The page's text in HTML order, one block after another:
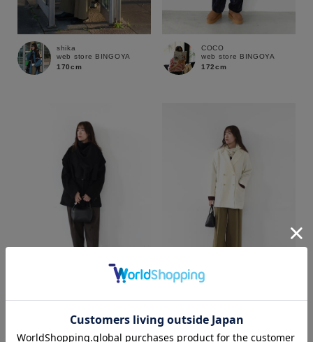
shika
web store BINGOYA
170cm
COCO
web store BINGOYA
172cm
web store BINGOYA
web store BINGOYA